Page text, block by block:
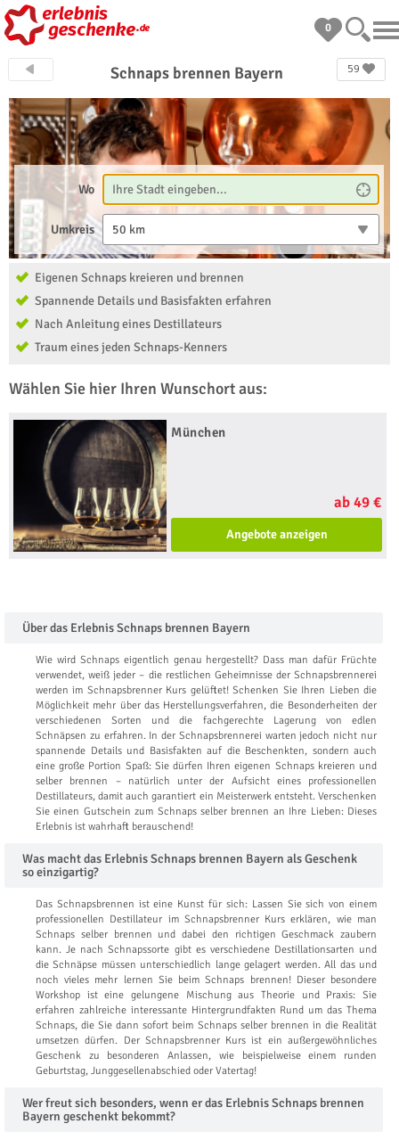
0
59
Schnaps brennen Bayern
Wo
Umkreis 50 km
Eigenen Schnaps kreieren und brennen
Spannende Details und Basisfakten erfahren
Nach Anleitung eines Destillateurs
Traum eines jeden Schnaps-Kenners
Wählen Sie hier Ihren Wunschort aus:
München
ab 49 €
Angebote anzeigen
Über das Erlebnis Schnaps brennen Bayern
Wie wird Schnaps eigentlich genau hergestellt? Dass man dafür Früchte
verwendet, weiß jeder – die restlichen Geheimnisse der Schnapsbrennerei
werden im Schnapsbrenner Kurs gelüftet! Schenken Sie Ihren Lieben die
Möglichkeit mehr über das Herstellungsverfahren, die Besonderheiten der
verschiedenen Sorten und die fachgerechte Lagerung von edlen
Schnäpsen zu erfahren. In der Schnapsbrennerei warten jedoch nicht nur
spannende Details und Basisfakten auf die Beschenkten, sondern auch
eine große Portion Spaß: Sie dürfen Ihren eigenen Schnaps kreieren und
selber brennen – natürlich unter der Aufsicht eines professionellen
Destillateurs, damit auch garantiert ein Meisterwerk entsteht. Verschenken
Sie einen Gutschein zum Schnaps selber brennen an Ihre Lieben: Dieses
Erlebnis ist wahrhaft berauschend!
Was macht das Erlebnis Schnaps brennen Bayern als Geschenk
so einzigartig?
Das Schnapsbrennen ist eine Kunst für sich: Lassen Sie sich von einem
professionellen Destillateur im Schnapsbrenner Kurs erklären, wie man
Schnaps selber brennen und dabei den richtigen Geschmack zaubern
kann. Je nach Schnapssorte gibt es verschiedene Destillationsarten und
die Schnäpse müssen unterschiedlich lange gelagert werden. All das und
noch vieles mehr lernen Sie beim Schnaps brennen! Dieser besondere
Workshop ist eine gelungene Mischung aus Theorie und Praxis: Sie
erfahren zahlreiche interessante Hintergrundfakten Rund um das Thema
Schnaps, die Sie dann sofort beim Schnaps selber brennen in die Realität
umsetzen dürfen. Der Schnapsbrenner Kurs ist ein außergewöhnliches
Geschenk zu besonderen Anlassen, wie beispielweise einem runden
Geburtstag, Junggesellenabschied oder Vatertag!
Wer freut sich besonders, wenn er das Erlebnis Schnaps brennen
Bayern geschenkt bekommt?